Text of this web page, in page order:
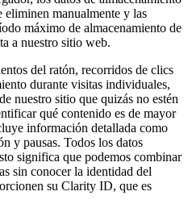
eliminen manualmente y las
máximo de almacenamiento de
a nuestro sitio web.
del ratón, recorridos de clics
durante visitas individuales,
nuestro sitio que quizás no estén
qué contenido es de mayor
información detallada como
y pausas. Todos los datos
significa que podemos combinar
sin conocer la identidad del
su Clarity ID, que es